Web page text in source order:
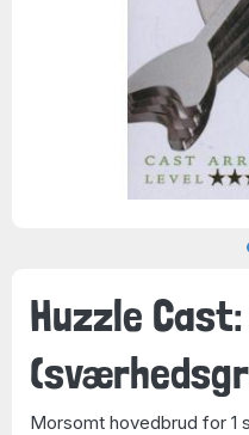
Huzzle
Morsomt hovedbrud for 1